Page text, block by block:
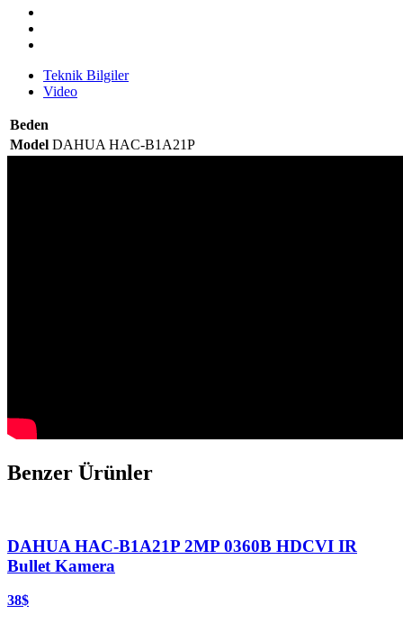
Teknik Bilgiler
Video
Beden
Model DAHUA HAC-B1A21P
Benzer Ürünler
DAHUA HAC-B1A21P 2MP 0360B HDCVI IR
Bullet Kamera
38$